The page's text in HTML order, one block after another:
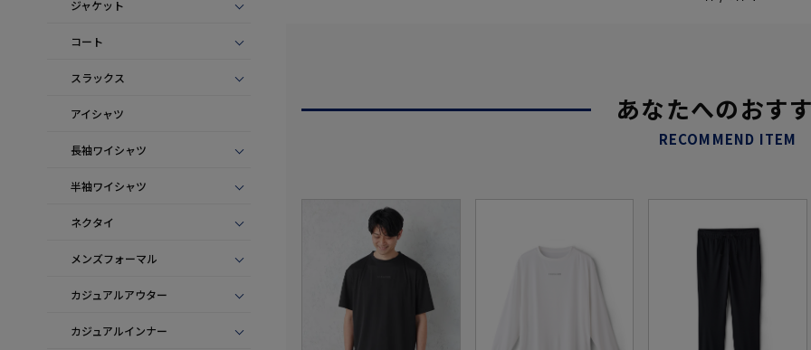
ジャケット
コート
スラックス
アイシャツ
長袖ワイシャツ
半袖ワイシャツ
ネクタイ
メンズフォーマル
カジュアルアウター
カジュアルインナー
あなたへのおす
RECOMMEND ITEM